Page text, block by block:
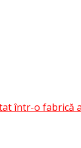
într-o fabrică